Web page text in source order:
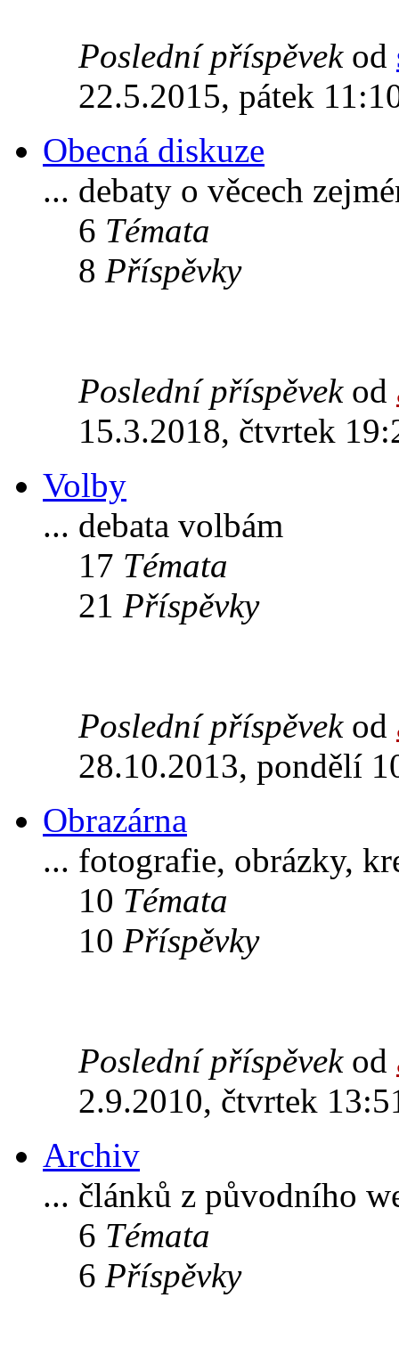
Poslední příspěvekod
22.5.2015, pátek
Obecná diskuze
... debaty o věcech
6 Témata
8 Příspěvky
Poslední příspěvekod
15.3.2018, čtvrtek
Volby
... debata volbám
17 Témata
21 Příspěvky
Poslední příspěvekod
28.10.2013, pondělí
Obrazárna
... fotografie, obrázky,
10 Témata
10 Příspěvky
Poslední příspěvekod
2.9.2010, čtvrtek
Archiv
... článků z původního
6 Témata
6 Příspěvky